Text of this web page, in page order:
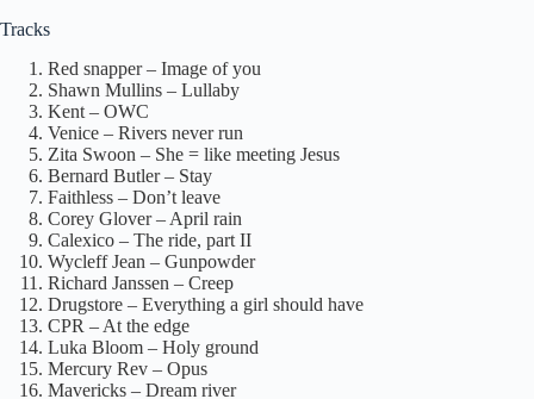
Tracks
Red snapper – Image of you
Shawn Mullins – Lullaby
Kent – OWC
Venice – Rivers never run
Zita Swoon – She = like meeting Jesus
Bernard Butler – Stay
Faithless – Don’t leave
Corey Glover – April rain
Calexico – The ride, part II
Wycleff Jean – Gunpowder
Richard Janssen – Creep
Drugstore – Everything a girl should have
CPR – At the edge
Luka Bloom – Holy ground
Mercury Rev – Opus
Mavericks – Dream river